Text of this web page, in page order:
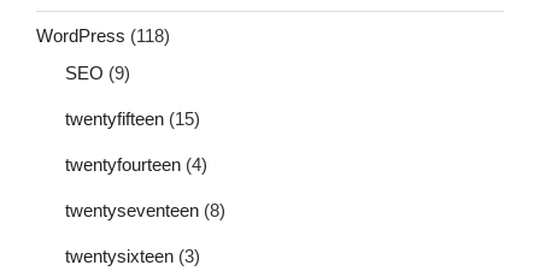
WordPress (118)
SEO (9)
twentyfifteen (15)
twentyfourteen (4)
twentyseventeen (8)
twentysixteen (3)